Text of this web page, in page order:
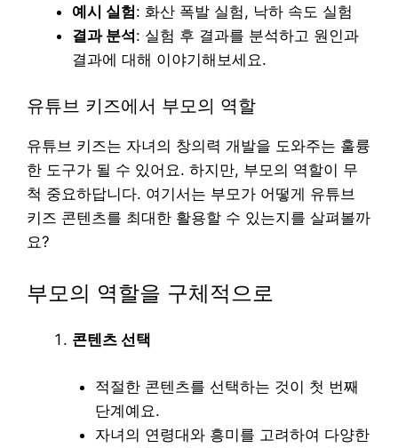
예시 실험: 화산 폭발 실험, 낙하 속도 실험
결과 분석: 실험 후 결과를 분석하고 원인과
결과에 대해 이야기해보세요.
유튜브 키즈에서 부모의 역할
유튜브 키즈는 자녀의 창의력 개발을 도와주는 훌륭
한 도구가 될 수 있어요. 하지만, 부모의 역할이 무
척 중요하답니다. 여기서는 부모가 어떻게 유튜브
키즈 콘텐츠를 최대한 활용할 수 있는지를 살펴볼까
요?
부모의 역할을 구체적으로
콘텐츠 선택
적절한 콘텐츠를 선택하는 것이 첫 번째
단계예요.
자녀의 연령대와 흥미를 고려하여 다양한